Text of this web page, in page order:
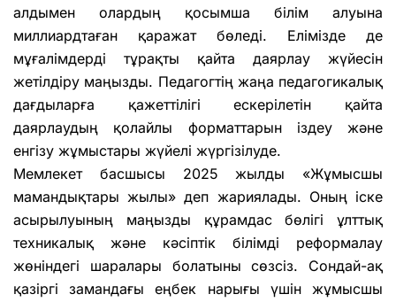
алдымен олардың қосымша білім алуына
миллиардтаған қаражат бөледі. Елімізде де
мұғалімдерді тұрақты қайта даярлау жүйесін
жетілдіру маңызды. Педагогтің жаңа педагогикалық
дағдыларға қажеттілігі ескерілетін қайта
даярлаудың қолайлы форматтарын іздеу және
енгізу жұмыстары жүйелі жүргізілуде.
Мемлекет басшысы 2025 жылды «Жұмысшы
мамандықтары жылы» деп жариялады. Оның іске
асырылуының маңызды құрамдас бөлігі ұлттық
техникалық және кәсіптік білімді реформалау
жөніндегі шаралары болатыны сөзсіз. Сондай-ақ
қазіргі замандағы еңбек нарығы үшін жұмысшы